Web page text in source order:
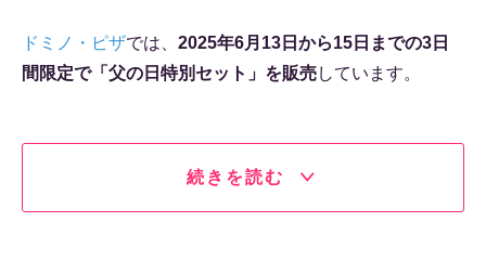
ドミノ・ピザでは、 2025年6月13日から15日までの3日
間限定で「父の日特別セット」を販売しています。
続きを読む